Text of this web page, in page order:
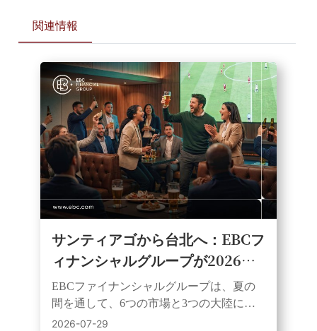
関連情報
サンティアゴから台北へ：EBCフ
ィナンシャルグループが2026年
のサッカー熱狂観戦パーティーシ
リーズを締めくくる
EBCファイナンシャルグループは、夏の
間を通して、6つの市場と3つの大陸にわ
たる顧客、パートナー、サポーターを、
2026-07-29